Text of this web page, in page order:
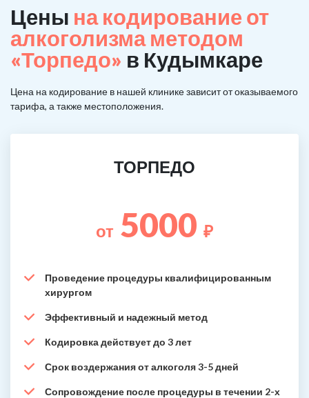
Цены на кодирование от
алкоголизма методом
«Торпедо» в Кудымкаре
Цена на кодирование в нашей клинике зависит от оказываемого
тарифа, а также местоположения.
ТОРПЕДО
от 5000 ₽
Проведение процедуры квалифицированным
хирургом
Эффективный и надежный метод
Кодировка действует до 3 лет
Срок воздержания от алкоголя 3-5 дней
Сопровождение после процедуры в течении 2-х